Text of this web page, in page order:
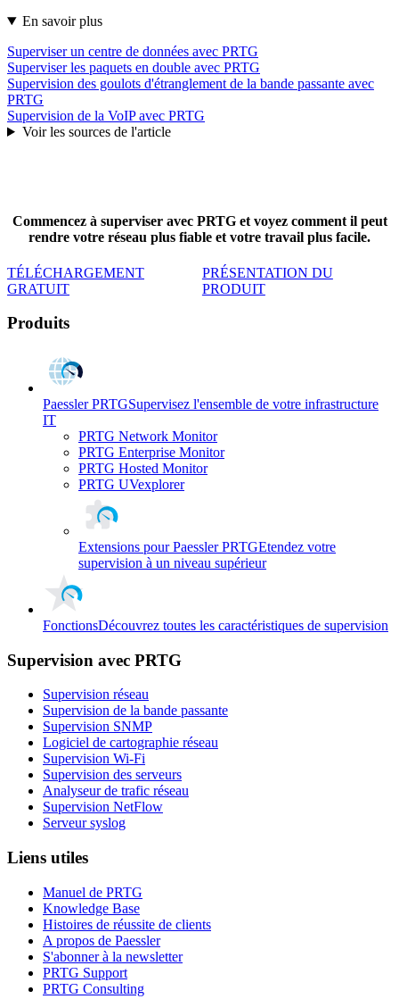
En savoir plus
Superviser un centre de données avec PRTG
Superviser les paquets en double avec PRTG
Supervision des goulots d'étranglement de la bande passante avec
PRTG
Supervision de la VoIP avec PRTG
Voir les sources de l'article
Commencez à superviser avec PRTG et voyez comment il peut
rendre votre réseau plus fiable et votre travail plus facile.
TÉLÉCHARGEMENT
GRATUIT
PRÉSENTATION DU
PRODUIT
Produits
Paessler PRTGSupervisez l'ensemble de votre infrastructure
IT
PRTG Network Monitor
PRTG Enterprise Monitor
PRTG Hosted Monitor
PRTG UVexplorer
Extensions pour Paessler PRTGEtendez votre
supervision à un niveau supérieur
FonctionsDécouvrez toutes les caractéristiques de supervision
Supervision avec PRTG
Supervision réseau
Supervision de la bande passante
Supervision SNMP
Logiciel de cartographie réseau
Supervision Wi-Fi
Supervision des serveurs
Analyseur de trafic réseau
Supervision NetFlow
Serveur syslog
Liens utiles
Manuel de PRTG
Knowledge Base
Histoires de réussite de clients
A propos de Paessler
S'abonner à la newsletter
PRTG Support
PRTG Consulting